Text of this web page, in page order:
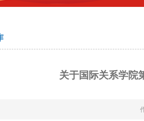
关于国际关系学院